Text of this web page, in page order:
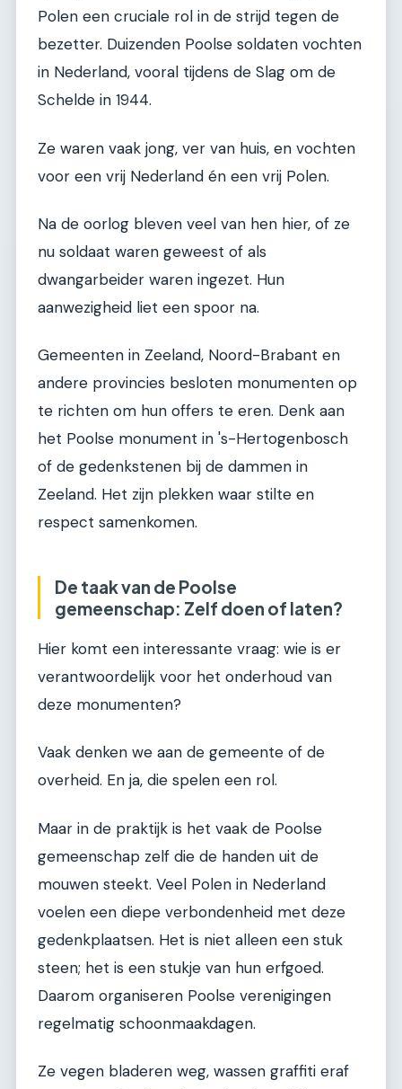
Polen een cruciale rol in de strijd tegen de
bezetter. Duizenden Poolse soldaten vochten
in Nederland, vooral tijdens de Slag om de
Schelde in 1944.
Ze waren vaak jong, ver van huis, en vochten
voor een vrij Nederland én een vrij Polen.
Na de oorlog bleven veel van hen hier, of ze
nu soldaat waren geweest of als
dwangarbeider waren ingezet. Hun
aanwezigheid liet een spoor na.
Gemeenten in Zeeland, Noord-Brabant en
andere provincies besloten monumenten op
te richten om hun offers te eren. Denk aan
het Poolse monument in 's-Hertogenbosch
of de gedenkstenen bij de dammen in
Zeeland. Het zijn plekken waar stilte en
respect samenkomen.
De taak van de Poolse
gemeenschap: Zelf doen of laten?
Hier komt een interessante vraag: wie is er
verantwoordelijk voor het onderhoud van
deze monumenten?
Vaak denken we aan de gemeente of de
overheid. En ja, die spelen een rol.
Maar in de praktijk is het vaak de Poolse
gemeenschap zelf die de handen uit de
mouwen steekt. Veel Polen in Nederland
voelen een diepe verbondenheid met deze
gedenkplaatsen. Het is niet alleen een stuk
steen; het is een stukje van hun erfgoed.
Daarom organiseren Poolse verenigingen
regelmatig schoonmaakdagen.
Ze vegen bladeren weg, wassen graffiti eraf